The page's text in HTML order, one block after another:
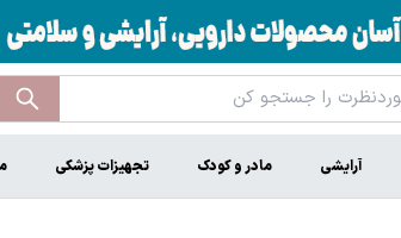
آرایشی مادر و کودک تجهیزات پزشکی